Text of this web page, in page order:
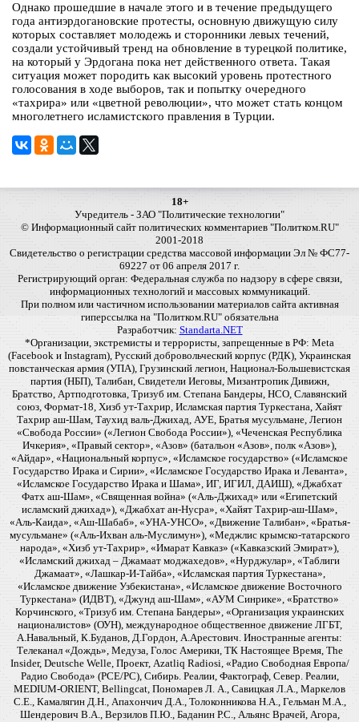
Однако прошедшие в начале этого и в течение предыдущего
года антиэрдогановские протесты, основную движущую силу
которых составляет молодежь и сторонники левых течений,
создали устойчивый тренд на обновление в турецкой политике,
на который у Эрдогана пока нет действенного ответа. Такая
ситуация может породить как высокий уровень протестного
голосования в ходе выборов, так и попытку очередного
«тахрира» или «цветной революции», что может стать концом
многолетнего исламистского правления в Турции.
18+
Учредитель - ЗАО "Политические технологии"
© Информационный сайт политических комментариев "Политком.RU"
2001-2018
Свидетельство о регистрации средства массовой информации Эл № ФС77-
69227 от 06 апреля 2017 г.
Регистрирующий орган: Федеральная служба по надзору в сфере связи,
информационных технологий и массовых коммуникаций.
При полном или частичном использовании материалов сайта активная
гиперссылка на "Политком.RU" обязательна
Разработчик: Standarta.NET
*Организации, экстремисты и террористы, запрещенные в РФ: Meta
(Facebook и Instagram), Русский добровольческий корпус (РДК), Украинская
повстанческая армия (УПА), Грузинский легион, Национал-Большевистская
партия (НБП), Талибан, Свидетели Иеговы, Мизантропик Дивижн,
Братство, Артподготовка, Тризуб им. Степана Бандеры, НСО, Славянский
союз, Формат-18, Хизб ут-Тахрир, Исламская партия Туркестана, Хайят
Тахрир аш-Шам, Таухид валь-Джихад, АУЕ, Братья мусульмане, Легион
«Свобода России» («Легион Свобода России»), «Чеченская Республика
Ичкерия», «Правый сектор», «Азов» (батальон «Азов», полк «Азов»),
«Айдар», «Национальный корпус», «Исламское государство» («Исламское
Государство Ирака и Сирии», «Исламское Государство Ирака и Леванта»,
«Исламское Государство Ирака и Шама», ИГ, ИГИЛ, ДАИШ), «Джабхат
Фатх аш-Шам», «Священная война» («Аль-Джихад» или «Египетский
исламский джихад»), «Джабхат ан-Нусра», «Хайят Тахрир-аш-Шам»,
«Аль-Каида», «Аш-Шабаб», «УНА-УНСО», «Движение Талибан», «Братья-
мусульмане» («Аль-Ихван аль-Муслимун»), «Меджлис крымско-татарского
народа», «Хизб ут-Тахрир», «Имарат Кавказ» («Кавказский Эмират»),
«Исламский джихад – Джамаат моджахедов», «Нурджулар», «Таблиги
Джамаат», «Лашкар-И-Тайба», «Исламская партия Туркестана»,
«Исламское движение Узбекистана», «Исламское движение Восточного
Туркестана» (ИДВТ), «Джунд аш-Шам», «АУМ Синрике», «Братство»
Корчинского, «Тризуб им. Степана Бандеры», «Организация украинских
националистов» (ОУН), международное общественное движение ЛГБТ,
А.Навальный, К.Буданов, Д.Гордон, А.Арестович. Иностранные агенты:
Телеканал «Дождь», Медуза, Голос Америки, ТК Настоящее Время, The
Insider, Deutsche Welle, Проект, Azatliq Radiosi, «Радио Свободная Европа/
Радио Свобода» (PCE/PC), Сибирь. Реалии, Фактограф, Север. Реалии,
MEDIUM-ORIENT, Bellingcat, Пономарев Л. А., Савицкая Л.А., Маркелов
С.Е., Камалягин Д.Н., Апахончич Д.А., Толоконникова Н.А., Гельман М.А.,
Шендерович В.А., Верзилов П.Ю., Баданин Р.С., Альянс Врачей, Агора,